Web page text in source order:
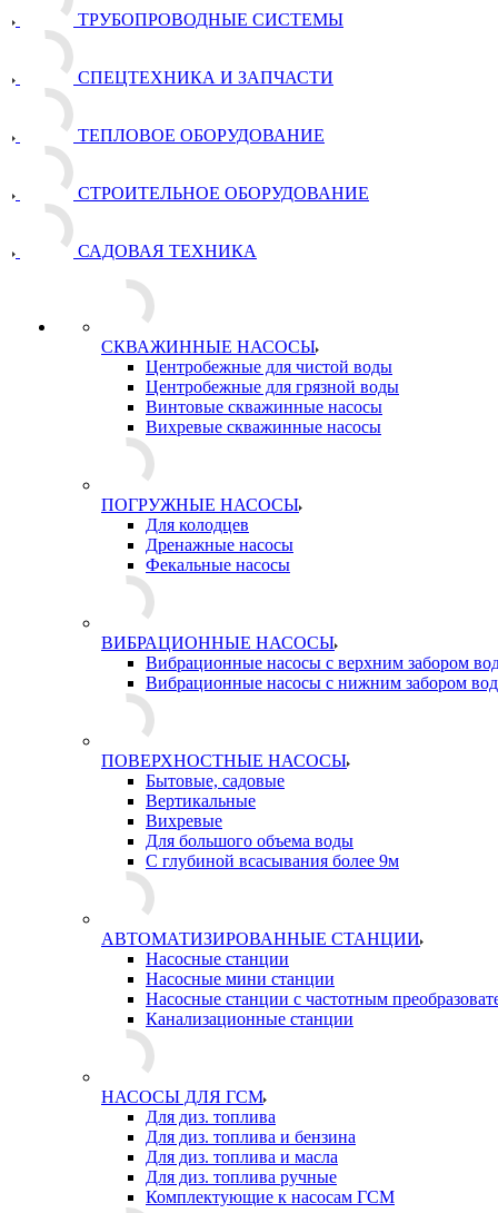
ТРУБОПРОВОДНЫЕ СИСТЕМЫ
СПЕЦТЕХНИКА И ЗАПЧАСТИ
ТЕПЛОВОЕ ОБОРУДОВАНИЕ
СТРОИТЕЛЬНОЕ ОБОРУДОВАНИЕ
САДОВАЯ ТЕХНИКА
СКВАЖИННЫЕ НАСОСЫ
Центробежные для чистой воды
Центробежные для грязной воды
Винтовые скважинные насосы
Вихревые скважинные насосы
ПОГРУЖНЫЕ НАСОСЫ
Для колодцев
Дренажные насосы
Фекальные насосы
ВИБРАЦИОННЫЕ НАСОСЫ
Вибрационные насосы с верхним забором
Вибрационные насосы с нижним забором
ПОВЕРХНОСТНЫЕ НАСОСЫ
Бытовые, садовые
Вертикальные
Вихревые
Для большого объема воды
С глубиной всасывания более 9м
АВТОМАТИЗИРОВАННЫЕ СТАНЦИИ
Насосные станции
Насосные мини станции
Насосные станции с частотным
Канализационные станции
НАСОСЫ ДЛЯ ГСМ
Для диз. топлива
Для диз. топлива и бензина
Для диз. топлива и масла
Для диз. топлива ручные
Комплектующие к насосам ГСМ